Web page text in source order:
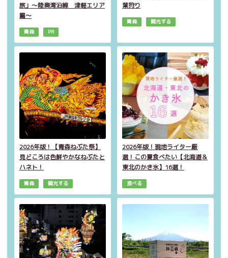
旅」～陸奥湾沿線 津軽エリア
編～
青森 PR
葉狩り
青森 観光する
2026年版！【青森ねぶた祭】
見どころは色鮮やかなねぶたと
ハネト！
青森 観光する
2026年版！現地ライター厳
選！この夏食べたい【北海道＆
東北のかき氷】16選！
食べる